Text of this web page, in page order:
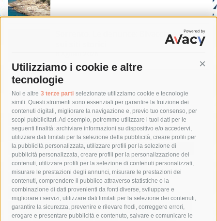
Utilizziamo i cookie e altre
tecnologie
Noi e altre 3 terze parti selezionate utilizziamo cookie e tecnologie
simili. Questi strumenti sono essenziali per garantire la fruizione dei
contenuti digitali, migliorare la navigazione e, previo tuo consenso, per
scopi pubblicitari. Ad esempio, potremmo utilizzare i tuoi dati per le
seguenti finalità: archiviare informazioni su dispositivo e/o accedervi,
utilizzare dati limitati per la selezione della pubblicità, creare profili per
la pubblicità personalizzata, utilizzare profili per la selezione di
pubblicità personalizzata, creare profili per la personalizzazione dei
contenuti, utilizzare profili per la selezione di contenuti personalizzati,
misurare le prestazioni degli annunci, misurare le prestazioni dei
contenuti, comprendere il pubblico attraverso statistiche o la
combinazione di dati provenienti da fonti diverse, sviluppare e
migliorare i servizi, utilizzare dati limitati per la selezione dei contenuti,
garantire la sicurezza, prevenire e rilevare frodi, correggere errori,
erogare e presentare pubblicità e contenuto, salvare e comunicare le
Sorrento. Le denunce: Bivacchi e rifiuti
8 Agosto 2026
Tag
acqua allerta meteo
anas
area marina protetta di punta campanella
arresto
Asl Napoli 3 sud
capitaneria di porto capri
carabinieri
castellammare di stabia
circumvesuviana
comune di sorrento
concerto
contagi
costiera amalfitana
covid-19 eav
elezioni
fondazione sorrento
gori guardia costiera
incidente